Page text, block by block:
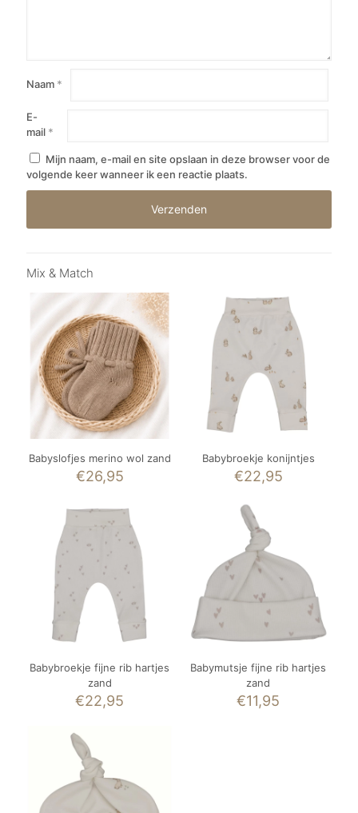
Naam *
E-
mail *
Mijn naam, e-mail en site opslaan in deze browser voor de
volgende keer wanneer ik een reactie plaats.
Mix & Match
Babyslofjes merino wol zand
€26,95
Babybroekje konijntjes
€22,95
Babybroekje fijne rib hartjes
zand
€22,95
Babymutsje fijne rib hartjes
zand
€11,95